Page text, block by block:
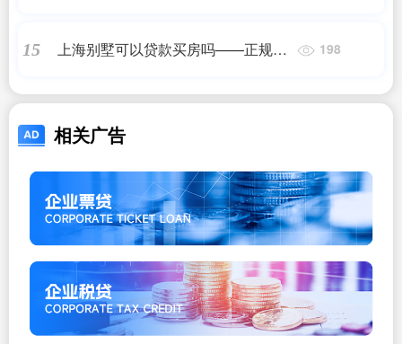
15
上海别墅可以贷款买房吗——正规助
198
相关广告